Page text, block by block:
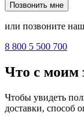
Позвонить мне
или позвоните
8 800 5 500 700
Что с моим
Чтобы увидеть
доставки, способ